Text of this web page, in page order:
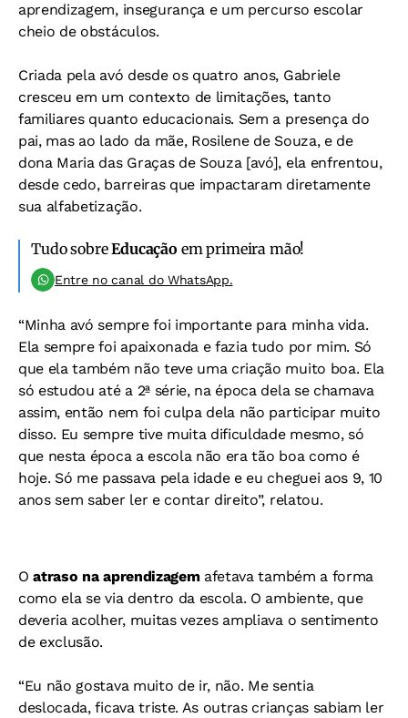
aprendizagem, insegurança e um percurso escolar
cheio de obstáculos.
Criada pela avó desde os quatro anos, Gabriele
cresceu em um contexto de limitações, tanto
familiares quanto educacionais. Sem a presença do
pai, mas ao lado da mãe, Rosilene de Souza, e de
dona Maria das Graças de Souza [avó], ela enfrentou,
desde cedo, barreiras que impactaram diretamente
sua alfabetização.
Tudo sobreEducação em primeira mão!
Entre no canal do WhatsApp.
“Minha avó sempre foi importante para minha vida.
Ela sempre foi apaixonada e fazia tudo por mim. Só
que ela também não teve uma criação muito boa. Ela
só estudou até a 2ª série, na época dela se chamava
assim, então nem foi culpa dela não participar muito
disso. Eu sempre tive muita dificuldade mesmo, só
que nesta época a escola não era tão boa como é
hoje. Só me passava pela idade e eu cheguei aos 9, 10
anos sem saber ler e contar direito”, relatou.
Oatraso na aprendizagemafetava também a forma
como ela se via dentro da escola. O ambiente, que
deveria acolher, muitas vezes ampliava o sentimento
de exclusão.
“Eu não gostava muito de ir, não. Me sentia
deslocada, ficava triste. As outras crianças sabiam ler